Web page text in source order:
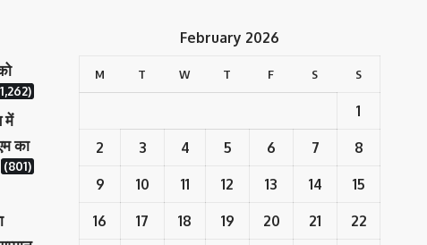
में
का
(801)
February 2026
M T W T F S S
1
2 3 4 5 6 7 8
9 10 11 12 13 14 15
16 17 18 19 20 21 22